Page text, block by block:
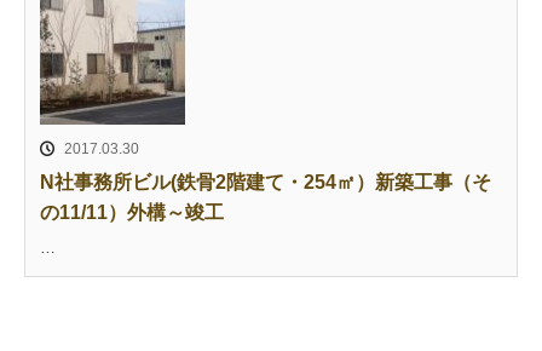
2017.03.30
N社事務所ビル(鉄骨2階建て・254㎡）新築工事（そ
の11/11）外構～竣工
…